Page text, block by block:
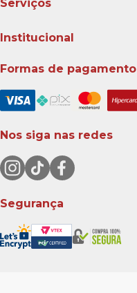
Serviços
Institucional
Formas de pagamento
Nos siga nas redes
Segurança